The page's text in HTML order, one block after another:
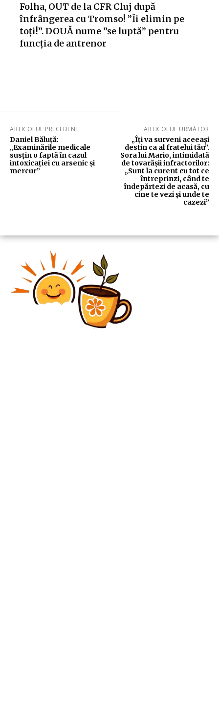
Folha, OUT de la CFR Cluj după
înfrângerea cu Tromso! ”Îi elimin pe
toți!”. DOUĂ nume ”se luptă” pentru
funcția de antrenor
ARTICOLUL PRECEDENT
Daniel Băluță:
„Examinările medicale
susțin o faptă în cazul
intoxicației cu arsenic și
mercur”
ARTICOLUL URMĂTOR
„Îți va surveni aceeași
destin ca al fratelui tău”.
Sora lui Mario, intimidată
de tovarășii infractorilor:
„Sunt la curent cu tot ce
întreprinzi, când te
îndepărtezi de acasă, cu
cine te vezi și unde te
cazezi”